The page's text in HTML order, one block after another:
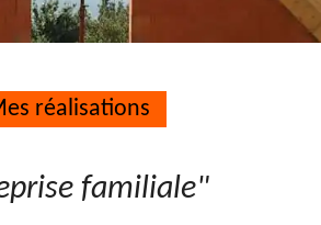
réalisations
familiale"